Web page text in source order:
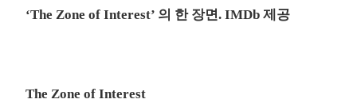
‘The Zone of Interest’ 의 한 장면. IMDb 제공
The Zone of Interest